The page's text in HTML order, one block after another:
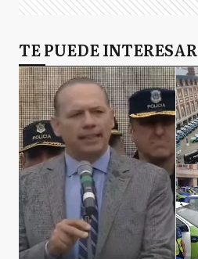
TE PUEDE INTERESAR